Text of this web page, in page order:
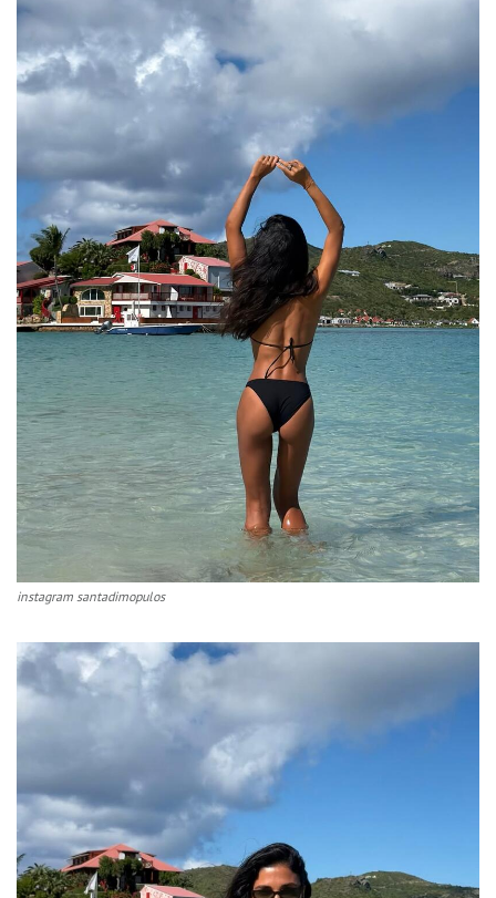
instagram santadimopulos